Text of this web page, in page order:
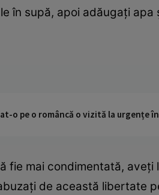
în supă, apoi adăugaţi
o pe o româncă o vizită la urgențe
fie mai condimentată,
de această libertate